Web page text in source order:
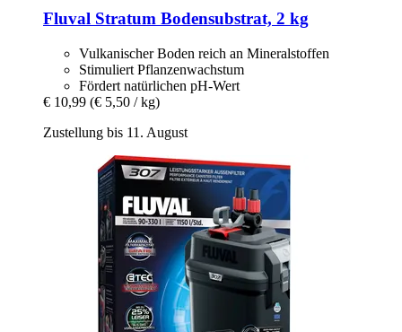
Fluval Stratum Bodensubstrat, 2 kg
Vulkanischer Boden reich an Mineralstoffen
Stimuliert Pflanzenwachstum
Fördert natürlichen pH-Wert
€ 10,99 (€ 5,50 / kg)
Zustellung bis 11. August